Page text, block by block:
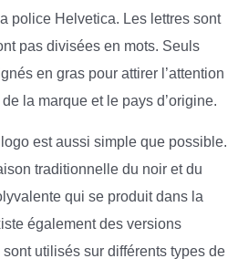
police Helvetica. Les lettres sont
pas divisées en mots. Seuls
en gras pour attirer l’attention
la marque et le pays d’origine.
est aussi simple que possible.
traditionnelle du noir et du
qui se produit dans la
également des versions
utilisés sur différents types de